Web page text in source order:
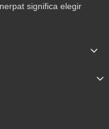
significa elegir